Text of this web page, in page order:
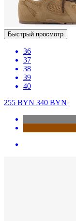
Быстрый просмотр
36
37
38
39
40
255 BYN340BYN